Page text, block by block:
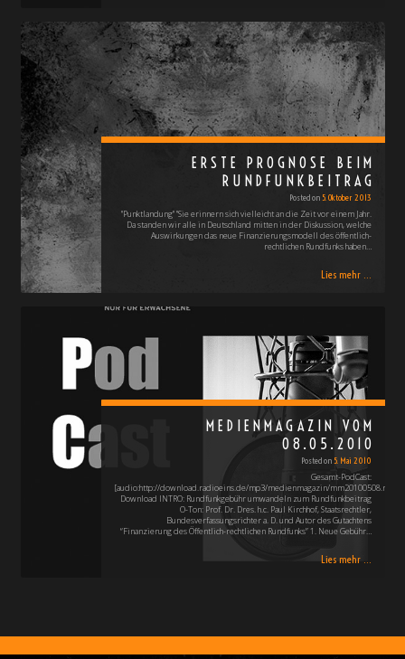
ERSTE PROGNOSE BEIM
RUNDFUNKBEITRAG
Posted on5. Oktober 2013
"Punktlandung" "Sie erinnern sich vielleicht an die Zeit vor einem Jahr.
Da standen wir alle in Deutschland mitten in der Diskussion, welche
Auswirkungen das neue Finanzierungsmodell des öffentlich-
rechtlichen Rundfunks haben…
Lies mehr ...
MEDIENMAGAZIN VOM
08.05.2010
Posted on5. Mai 2010
Gesamt-PodCast:
[audio:http://download.radioeins.de/mp3/medienmagazin/mm20100508.mp3]
Download INTRO: Rundfunkgebühr umwandeln zum Rundfunkbeitrag
O-Ton: Prof. Dr. Dres. h.c. Paul Kirchhof, Staatsrechtler,
Bundesverfassungsrichter a. D. und Autor des Gutachtens
“Finanzierung des Öffentlich-rechtlichen Rundfunks” 1. Neue Gebühr…
Lies mehr ...